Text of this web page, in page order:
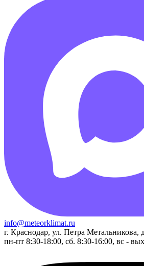
info@meteorklimat.ru
г. Краснодар, ул. Петра Метальникова,
пн-пт 8:30-18:00, сб. 8:30-16:00, вс -